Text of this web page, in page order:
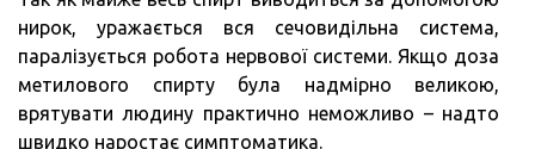
нирок, уражається вся сечовидільна система,
паралізується робота нервової системи. Якщо доза
метилового спирту була надмірно великою,
врятувати людину практично неможливо – надто
швидко наростає симптоматика.